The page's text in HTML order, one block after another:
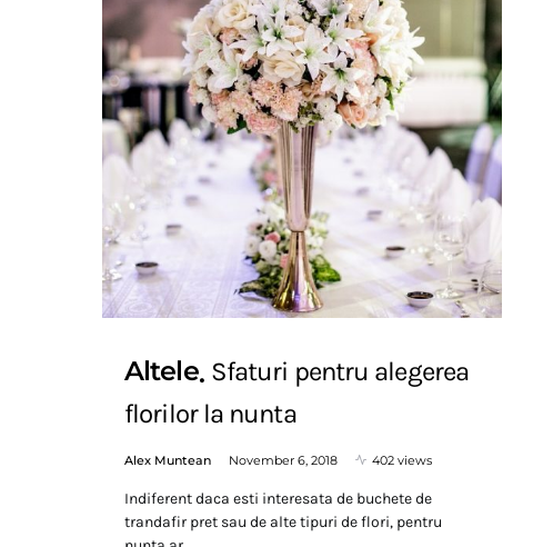
Altele Sfaturi pentru alegerea
florilor la nunta
Alex Muntean November 6, 2018 402 views
Indiferent daca esti interesata de buchete de
trandafir pret sau de alte tipuri de flori, pentru